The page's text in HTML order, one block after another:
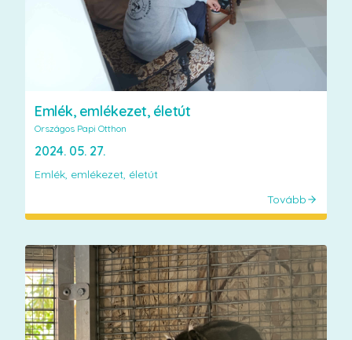
Emlék, emlékezet, életút
Országos Papi Otthon
2024. 05. 27.
Emlék, emlékezet, életút
Tovább